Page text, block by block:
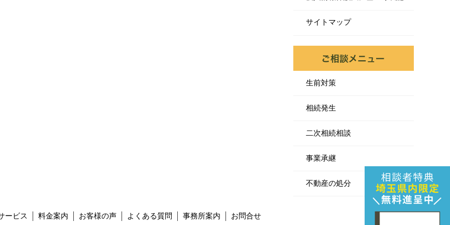
サイトマップ
生前対策
相続発生
二次相続相談
事業承継
不動産の処分
ービス 料金案内 お客様の声 よくある質問 事務所案内 お問合せ